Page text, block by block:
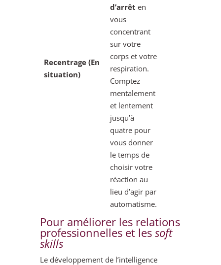
Recentrage (En
situation)
d’arrêt en
vous
concentrant
sur votre
corps et votre
respiration.
Comptez
mentalement
et lentement
jusqu’à
quatre pour
vous donner
le temps de
choisir votre
réaction au
lieu d’agir par
automatisme.
Pour améliorer les relations
professionnelles et les soft
skills
Le développement de l’intelligence